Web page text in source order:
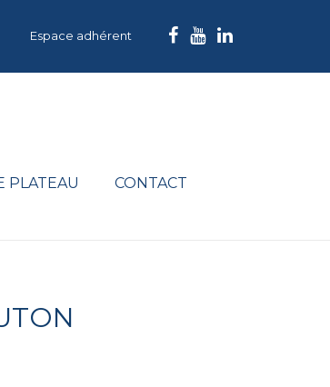
Espace adhérent
PLATEAU CONTACT